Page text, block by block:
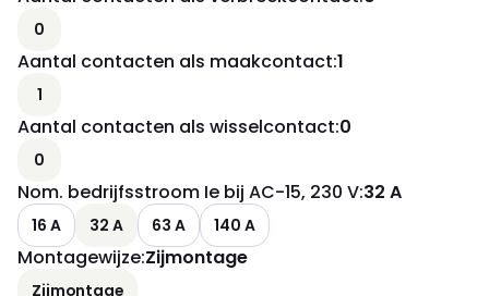
0
Aantal contacten als maakcontact:1
1
Aantal contacten als wisselcontact:0
0
Nom. bedrijfsstroom Ie bij AC-15, 230 V:32 A
16 A 32 A 63 A 140 A
Montagewijze:Zijmontage
Zijmontage